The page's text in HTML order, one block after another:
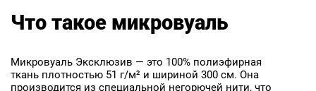
Что такое микровуаль
Микровуаль Эксклюзив — это 100% полиэфирная
ткань плотностью 51 г/м² и шириной 300 см. Она
производится из специальной негорючей нити, что